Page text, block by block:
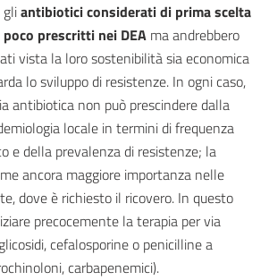
gliantibiotici considerati di prima scelta
poco prescritti nei DEA ma andrebbero
vista la loro sostenibilità sia economica
lo sviluppo di resistenze. In ogni caso,
antibiotica non può prescindere dalla
locale in termini di frequenza
e della prevalenza di resistenze; la
ancora maggiore importanza nelle
dove è richiesto il ricovero. In questo
precocemente la terapia per via
cefalosporine o penicilline a
carbapenemici).